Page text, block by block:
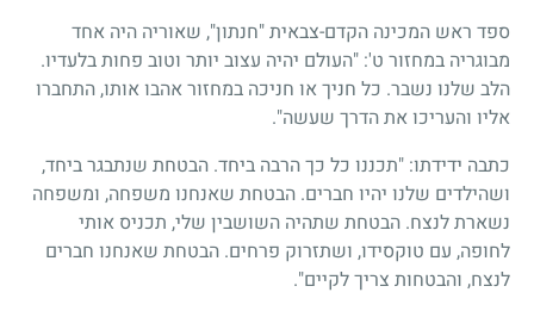
ספד ראש המכינה הקדם-צבאית "חנתון", שאוריה היה אחד
מבוגריה במחזור ט': "העולם יהיה עצוב יותר וטוב פחות בלעדיו.
הלב שלנו נשבר. כל חניך או חניכה במחזור אהבו אותו, התחברו
אליו והעריכו את הדרך שעשה".
כתבה ידידתו: "תכננו כל כך הרבה ביחד. הבטחת שנתבגר ביחד,
ושהילדים שלנו יהיו חברים. הבטחת שאנחנו משפחה, ומשפחה
נשארת לנצח. הבטחת שתהיה השושבין שלי, תכניס אותי
לחופה, עם טוקסידו, ושתזרוק פרחים. הבטחת שאנחנו חברים
לנצח, והבטחות צריך לקיים".